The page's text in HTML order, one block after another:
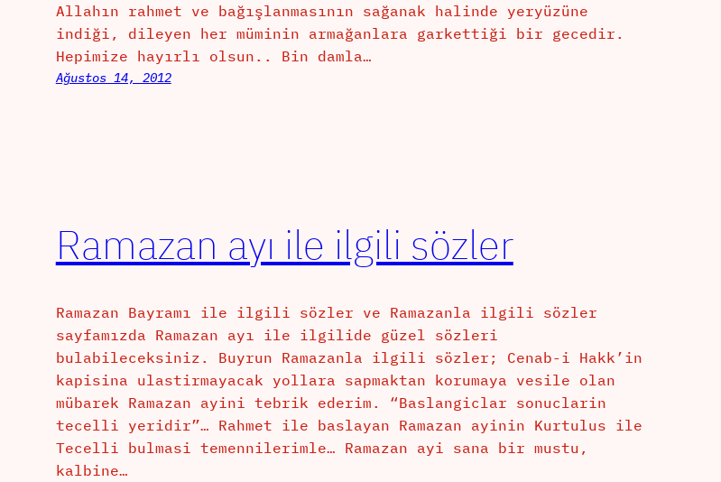
Allahın rahmet ve bağışlanmasının sağanak halinde yeryüzüne
indiği, dileyen her müminin armağanlara garkettiği bir gecedir.
Hepimize hayırlı olsun.. Bin damla…
Ağustos 14, 2012
Ramazan ayı ile ilgili sözler
Ramazan Bayramı ile ilgili sözler ve Ramazanla ilgili sözler
sayfamızda Ramazan ayı ile ilgilide güzel sözleri
bulabileceksiniz. Buyrun Ramazanla ilgili sözler; Cenab-i Hakk’in
kapisina ulastirmayacak yollara sapmaktan korumaya vesile olan
mübarek Ramazan ayini tebrik ederim. “Baslangiclar sonuclarin
tecelli yeridir”… Rahmet ile baslayan Ramazan ayinin Kurtulus ile
Tecelli bulmasi temennilerimle… Ramazan ayi sana bir mustu,
kalbine…